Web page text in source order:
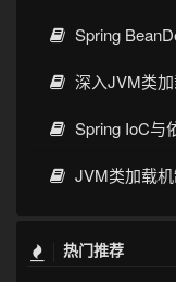
Spring
深入JVM类
Spring IoC与
JVM类加载
热门推荐